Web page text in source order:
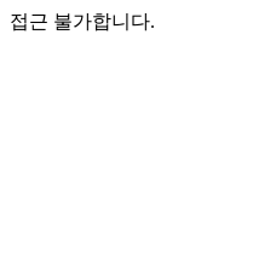
접근 불가합니다.